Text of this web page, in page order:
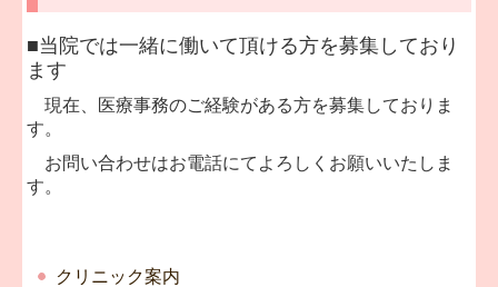
クリニック案内
■当院では一緒に働いて頂ける方を募集しており
ます
現在、医療事務のご経験がある方を募集しておりま
す。
お問い合わせはお電話にてよろしくお願いいたしま
す。